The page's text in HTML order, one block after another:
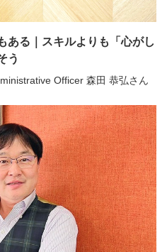
ある｜スキルよりも「心がし
う
Officer 森田 恭弘さん